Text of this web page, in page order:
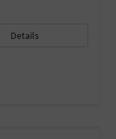
Details